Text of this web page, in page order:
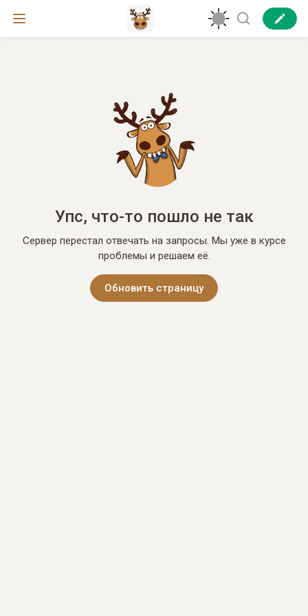
Упс, что-то пошло не так
Сервер перестал отвечать на запросы. Мы уже в курсе
проблемы и решаем её.
Обновить страницу